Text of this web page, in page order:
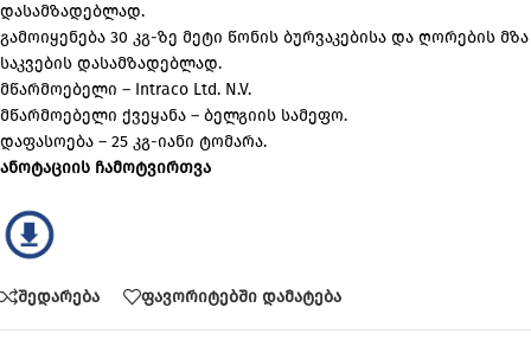
დასამზადებლად.
გამოიყენება 30 კგ-ზე მეტი წონის ბურვაკებისა და ღორების მზა
საკვების დასამზადებლად.
მწარმოებელი – Intraco Ltd. N.V.
მწარმოებელი ქვეყანა – ბელგიის სამეფო.
დაფასოება – 25 კგ-იანი ტომარა.
ანოტაციის ჩამოტვირთვა
შედარება ფავორიტებში დამატება